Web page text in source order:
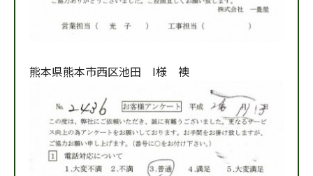
熊本県熊本市西区池田 I様 襖